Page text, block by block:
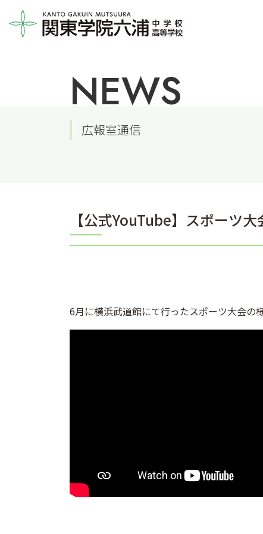
NEWS
広報室通信
【公式YouTube】スポーツ
6月に横浜武道館にて行ったスポーツ大会の